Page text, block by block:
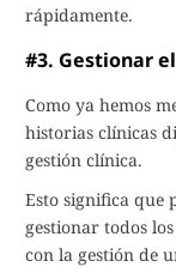
rápidamente.
#3. Gestionar
Como ya hemos
historias clínicas
gestión clínica.
Esto significa que
gestionar todos
con la gestión de